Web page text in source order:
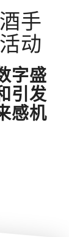
手
动
字盛
引发
感机